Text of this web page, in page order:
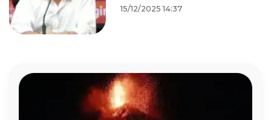
15/12/2025 14:37